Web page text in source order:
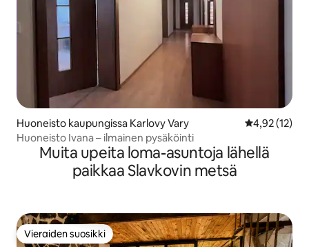
Huoneisto kaupungissa Karlovy Vary
4,92 (12)
Huoneisto Ivana – ilmainen pysäköinti
Muita upeita loma-asuntoja lähellä
paikkaa Slavkovin metsä
Vieraiden suosikki
Vieraiden suosikki